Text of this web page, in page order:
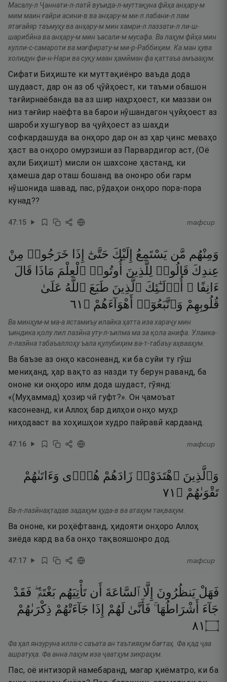
Масалу-л Ҷаннати-л-латӣ вуъида-л-муттақуна фӣҳа анҳару-м
мим маин ғайри асини-в ва анҳару-м ми-л лабани-л лам
ятағайяр таъмуҳу ва анҳару-м мин хамри-л лаззати-л ли-ш-
шарибӣна ва анҳару-м мин ъасали-м мусафа. Ва лаҳум фӣҳа мин
кулли-с-самароти ва мағфирату-м ми-р-Раббиҳим. Ка ман ҳува
холидун фи-н-Нари ва суқу маан ҳамӣман фа қаттаъа амъааҳум.
Сифати Биҳиште ки муттақиёнро ваъда дода
шудааст, дар он аз об ҷӯйҳоест, ки таъми обашон
тағйирнаёбанда ва аз шир наҳрҳоест, ки маззаи он
низ тағйир наёфта ва барои нӯшандагон ҷуйҳоест аз
шароби хушгувор ва ҷуйҳоест аз шаҳди
софкардашуда ва онҳоро дар он аз ҳар ҷинс меваҳо
ҳаст ва онҳоро омурзиши аз Парвардигор аст, (Оё
аҳли Биҳишт) мисли он шахсоне ҳастанд, ки
ҳамеша дар оташ бошанд ва ононро оби гарм
нӯшонида шавад, пас, рӯдаҳои онҳоро пора-пора
кунад??
47:15 тафсир
وَمِنْهُم مَّن يَسْتَمِعُ إِلَيْكَ حَتَّىٰٓ إِذَا خَرَجُوا۟ مِنْ
عِندِكَ قَالُوا۟ لِلَّذِينَ أُوتُوا۟ ٱلْعِلْمَ مَاذَا قَالَ
ءَانِفًا ۚ
أُو۟لَـٰٓئِكَ ٱلَّذِينَ طَبَعَ ٱللَّهُ عَلَىٰ
قُلُوبِهِمْ وَٱتَّبَعُوٓا۟ أَهْوَآءَهُمْ ۝ ١٦
Ва минҳум-м ма-а ястамиъу илайка ҳатта иза хараҷу мин
ъиндика қолу лил лазӣна уту-л-ъилма ма за қола анифа. Улаика-
л-лазӣна табаъаллоҳу ъала қулубиҳим ва-т-табаъу аҳвааҳум.
Ва баъзе аз онҳо касонеанд, ки ба суйи ту гӯш
мениҳанд, ҳар вақто аз назди ту берун раванд, ба
ононе ки онҳоро илм дода шудаст, гӯянд:
«(Муҳаммад) ҳозир чӣ гуфт?». Он ҷамоъат
касонеанд, ки Аллоҳ бар дилҳои онҳо муҳр
ниҳодааст ва хоҳишҳои худро пайравӣ кардаанд.
47:16 тафсир
وَٱلَّذِينَ ٱهْتَدَوْا۟ زَادَهُمْ هُدًۭى وَءَاتَىٰهُمْ
تَقْوَىٰهُمْ ۝ ١٧
Ва-л-лазӣнаҳтадав задаҳум ҳуда-в ва атаҳум тақваҳум.
Ва ононе, ки роҳёфтаанд, ҳидояти онҳоро Аллоҳ
зиёда кард ва ба онҳо тақвояшонро дод.
47:17 тафсир
فَهَلْ يَنظُرُونَ إِلَّا ٱلسَّاعَةَ أَن تَأْتِيَهُم بَغْتَةًۭ ۖ فَقَدْ
جَآءَ
أَشْرَاطُهَا ۚ فَأَنَّىٰ لَهُمْ إِذَا جَآءَتْهُمْ ذِكْرَىٰهُمْ
۝١٨
Фа ҳал янзуруна илла-с саъата ан таътияҳум бағтаҳ. Фа қад ҷаа
ашратуҳа. Фа анна лаҳум иза ҷаатҳум зикраҳум.
Пас, оё интизорӣ намебаранд, магар қиёматро, ки ба